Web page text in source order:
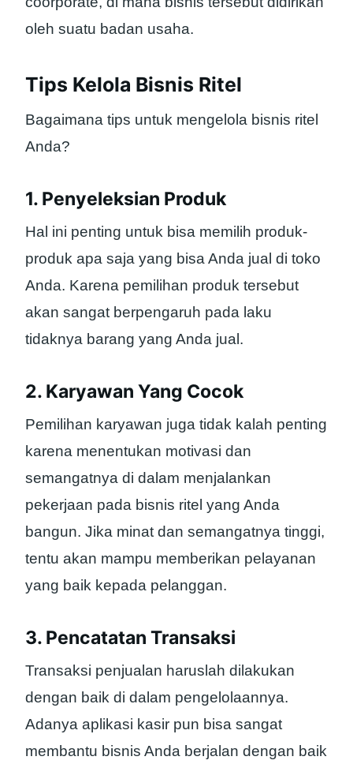
oleh suatu badan usaha.
Tips Kelola Bisnis Ritel
Bagaimana tips untuk mengelola bisnis ritel
Anda?
1. Penyeleksian Produk
Hal ini penting untuk bisa memilih produk-
produk apa saja yang bisa Anda jual di toko
Anda. Karena pemilihan produk tersebut
akan sangat berpengaruh pada laku
tidaknya barang yang Anda jual.
2. Karyawan Yang Cocok
Pemilihan karyawan juga tidak kalah penting
karena menentukan motivasi dan
semangatnya di dalam menjalankan
pekerjaan pada bisnis ritel yang Anda
bangun. Jika minat dan semangatnya tinggi,
tentu akan mampu memberikan pelayanan
yang baik kepada pelanggan.
3. Pencatatan Transaksi
Transaksi penjualan haruslah dilakukan
dengan baik di dalam pengelolaannya.
Adanya aplikasi kasir pun bisa sangat
membantu bisnis Anda berjalan dengan baik